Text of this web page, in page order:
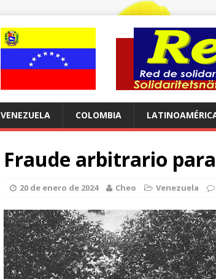
VENEZUELA COLOMBIA
Fraude arbitrario
20 de enero de 2024 Cheo Venezuela